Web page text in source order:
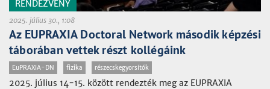
RENDEZVÉNY
2025. július 30., 1:08
Az EUPRAXIA Doctoral Network második képzési
táborában vettek részt kollégáink
EuPRAXIA-DN fizika részecskegyorsítók
2025. július 14-15. között rendezték meg az EUPRAXIA